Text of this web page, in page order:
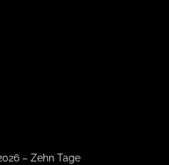
– Zehn Tage